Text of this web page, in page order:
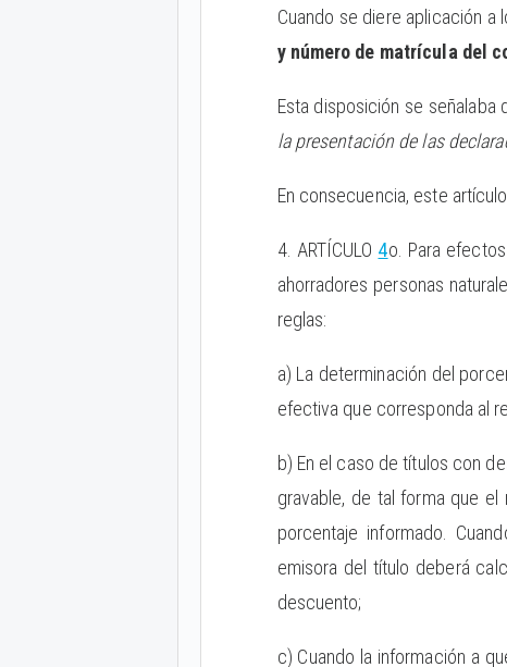
Cuando se diere aplicación a
y número de matrícula del
Esta disposición se señalaba
la presentación de las
En consecuencia, este
4. ARTÍCULO 4o. Para
ahorradores personas
reglas:
a) La determinación del
efectiva que corresponda al
b) En el caso de títulos con
gravable, de tal forma que
porcentaje informado.
emisora del título deberá
descuento;
c) Cuando la información a